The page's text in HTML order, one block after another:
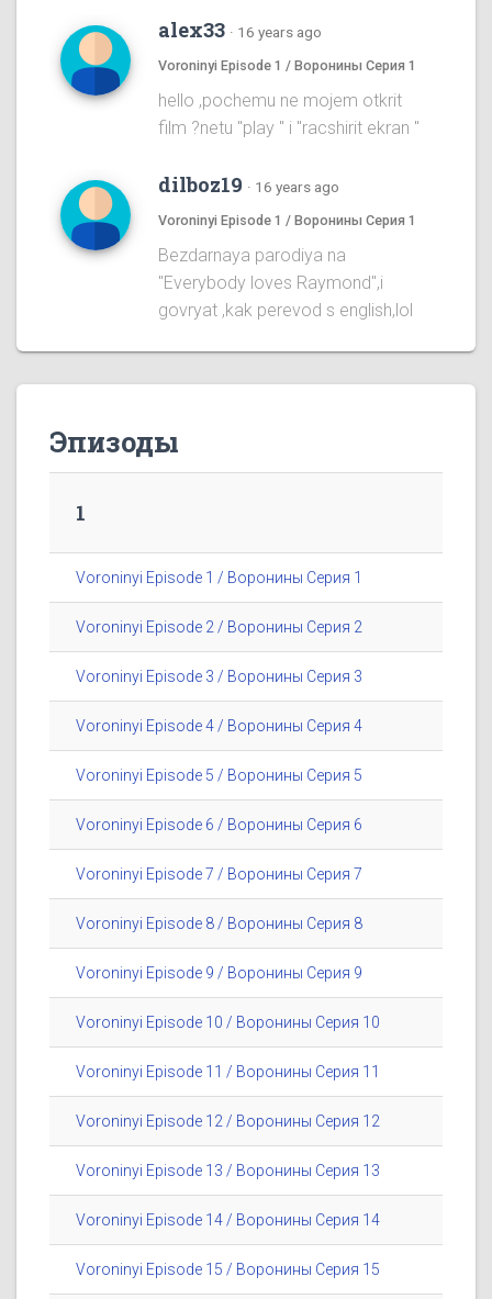
alex33 · 16 years ago
Voroninyi Episode 1 / Воронины Серия 1
hello ,pochemu ne mojem otkrit
film ?netu "play " i "racshirit ekran "
dilboz19 · 16 years ago
Voroninyi Episode 1 / Воронины Серия 1
Bezdarnaya parodiya na
''Everybody loves Raymond'',i
govryat ,kak perevod s english,lol
Эпизоды
1
Voroninyi Episode 1 / Воронины Серия 1
Voroninyi Episode 2 / Воронины Серия 2
Voroninyi Episode 3 / Воронины Серия 3
Voroninyi Episode 4 / Воронины Серия 4
Voroninyi Episode 5 / Воронины Серия 5
Voroninyi Episode 6 / Воронины Серия 6
Voroninyi Episode 7 / Воронины Серия 7
Voroninyi Episode 8 / Воронины Серия 8
Voroninyi Episode 9 / Воронины Серия 9
Voroninyi Episode 10 / Воронины Серия 10
Voroninyi Episode 11 / Воронины Серия 11
Voroninyi Episode 12 / Воронины Серия 12
Voroninyi Episode 13 / Воронины Серия 13
Voroninyi Episode 14 / Воронины Серия 14
Voroninyi Episode 15 / Воронины Серия 15